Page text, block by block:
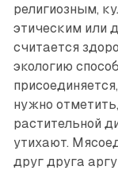
религиозным,
этическим или
считается
экологию
нужно
растительной
утихают.
друг друга